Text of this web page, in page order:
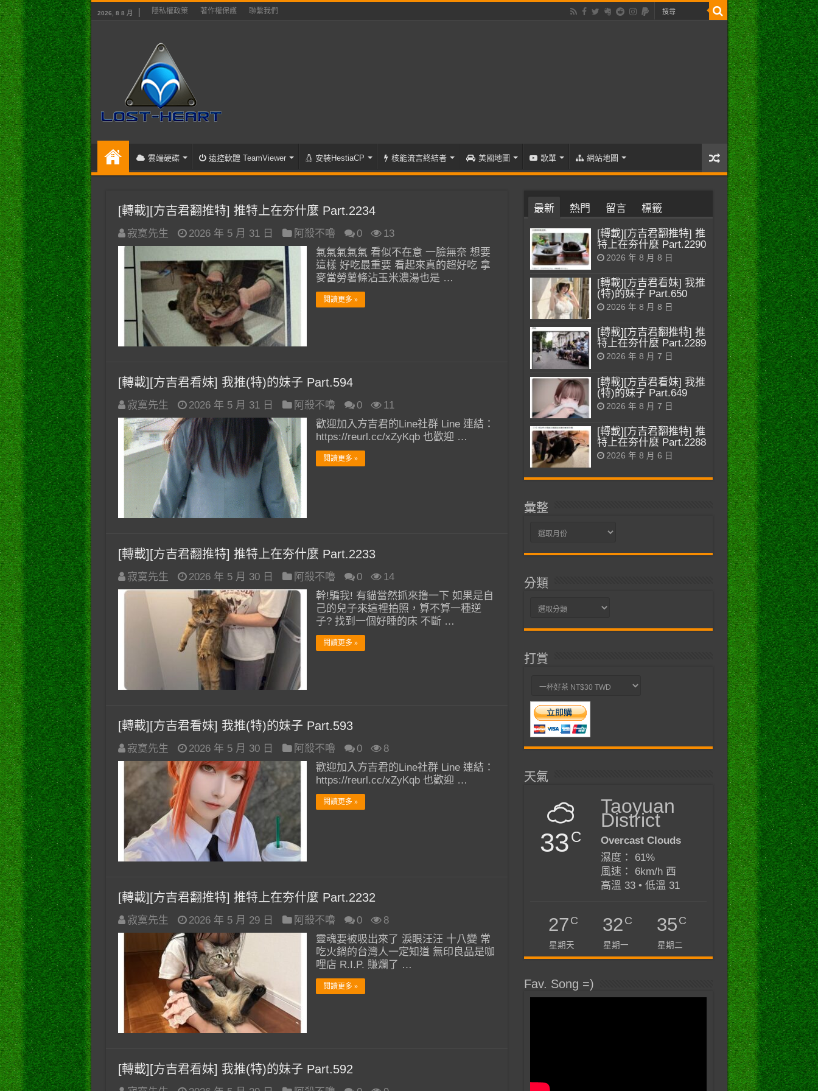
2026, 8 8 月 隱私權政策 著作權保護 聯繫我們
雲端硬碟 遠控軟體 TeamViewer 安裝HestiaCP 核能流言終結者 美國地圖 歌單 網站地圖
[轉載][方吉君翻推特] 推特上在夯什麼 Part.2234
寂寞先生 2026 年 5 月 31 日 阿殺不嚕 0
13
氣氣氣氣氣 看似不在意 一臉無奈 想要
這樣 好吃最重要 看起來真的超好吃 拿
麥當勞薯條沾玉米濃湯也是 …
閱讀更多 »
[轉載][方吉君看妹] 我推(特)的妹子 Part.594
寂寞先生 2026 年 5 月 31 日 阿殺不嚕 0
11
歡迎加入方吉君的Line社群 Line 連結：
https://reurl.cc/xZyKqb 也歡迎 …
閱讀更多 »
[轉載][方吉君翻推特] 推特上在夯什麼 Part.2233
寂寞先生 2026 年 5 月 30 日 阿殺不嚕 0
14
幹!騙我! 有貓當然抓來撸一下 如果是自
己的兒子來這裡拍照，算不算一種逆
子? 找到一個好睡的床 不斷 …
閱讀更多 »
[轉載][方吉君看妹] 我推(特)的妹子 Part.593
寂寞先生 2026 年 5 月 30 日 阿殺不嚕 0
8
歡迎加入方吉君的Line社群 Line 連結：
https://reurl.cc/xZyKqb 也歡迎 …
閱讀更多 »
[轉載][方吉君翻推特] 推特上在夯什麼 Part.2232
寂寞先生 2026 年 5 月 29 日 阿殺不嚕 0
8
靈魂要被吸出來了 淚眼汪汪 十八變 常
吃火鍋的台灣人一定知道 無印良品是咖
哩店 R.I.P. 賺爛了 …
閱讀更多 »
[轉載][方吉君看妹] 我推(特)的妹子 Part.592
最新 熱門 留言 標籤
[轉載][方吉君翻推特] 推
特上在夯什麼 Part.2290
2026 年 8 月 8 日
[轉載][方吉君看妹] 我推
(特)的妹子 Part.650
2026 年 8 月 8 日
[轉載][方吉君翻推特] 推
特上在夯什麼 Part.2289
2026 年 8 月 7 日
[轉載][方吉君看妹] 我推
(特)的妹子 Part.649
2026 年 8 月 7 日
[轉載][方吉君翻推特] 推
特上在夯什麼 Part.2288
2026 年 8 月 6 日
彙整
彙
分類
分
打賞
天氣
33C
Taoyuan
District
Overcast Clouds
濕度： 61%
風速： 6km/h 西
高溫 33 • 低溫 31
27C
星期天
32C
星期一
35C
星期二
Fav. Song =)